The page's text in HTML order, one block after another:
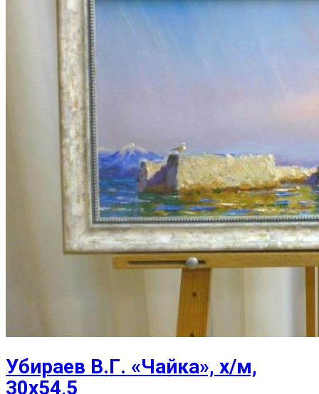
Убираев В.Г. «Чайка», х/м,
30х54,5